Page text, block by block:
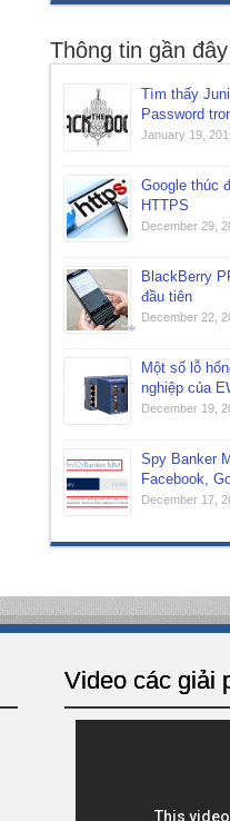
Thông tin gần đây
Tìm thấy
Password
January 19,
Google thúc
HTTPS
December 29,
BlackBerry
đầu tiên
December 22,
Một số lỗ
nghiệp của
December 19,
Spy Banker
Facebook,
December 17,
Video các giải
*